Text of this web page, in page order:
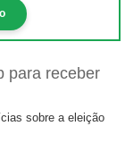
sobre a eleição